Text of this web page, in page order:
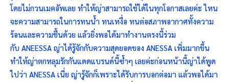
โดยไม่กวนเมคอัพเลย ทำให้ญ่าสามารถใช้ได้ในทุกโอกาสเลยค่ะ ไหน
จะความสามารถในการทนน้ำ ทนเหงื่อ ทนต่อสภาพอากาศทั้งความ
ร้อนและความชื้นด้วย แล้วยิ่งพอได้มาทำงานตรงนี้ร่วม
กับ ANEESSA ญ่าได้รู้จักกับความสุดยอดของ ANESSA เพิ่มมากขึ้น
ทำให้ญ่าตกหลุมรักกันแดดแบรนด์นี้ซ้ำๆ เลยค่ะก่อนหน้านี้ญ่าได้พูด
ไปว่า ANESSA เนี่ย ญ่ารู้จักก็เพราะได้รับการบอกต่อมา แล้วพอได้มา